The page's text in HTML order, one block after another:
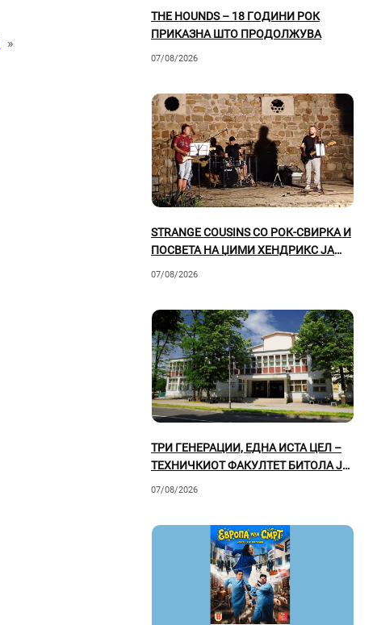
»
THE HOUNDS – 18 ГОДИНИ РОК
ПРИКАЗНА ШТО ПРОДОЛЖУВА
07/08/2026
STRANGE COUSINS СО РОК-СВИРКА И
ПОСВЕТА НА ЏИМИ ХЕНДРИКС ЈА
07/08/2026
ТРИ ГЕНЕРАЦИИ, ЕДНА ИСТА ЦЕЛ –
ТЕХНИЧКИОТ ФАКУЛТЕТ БИТОЛА ЈА
07/08/2026